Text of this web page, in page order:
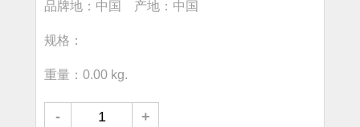
品牌地：中国 产地：中国
规格：
重量：0.00 kg.
- +